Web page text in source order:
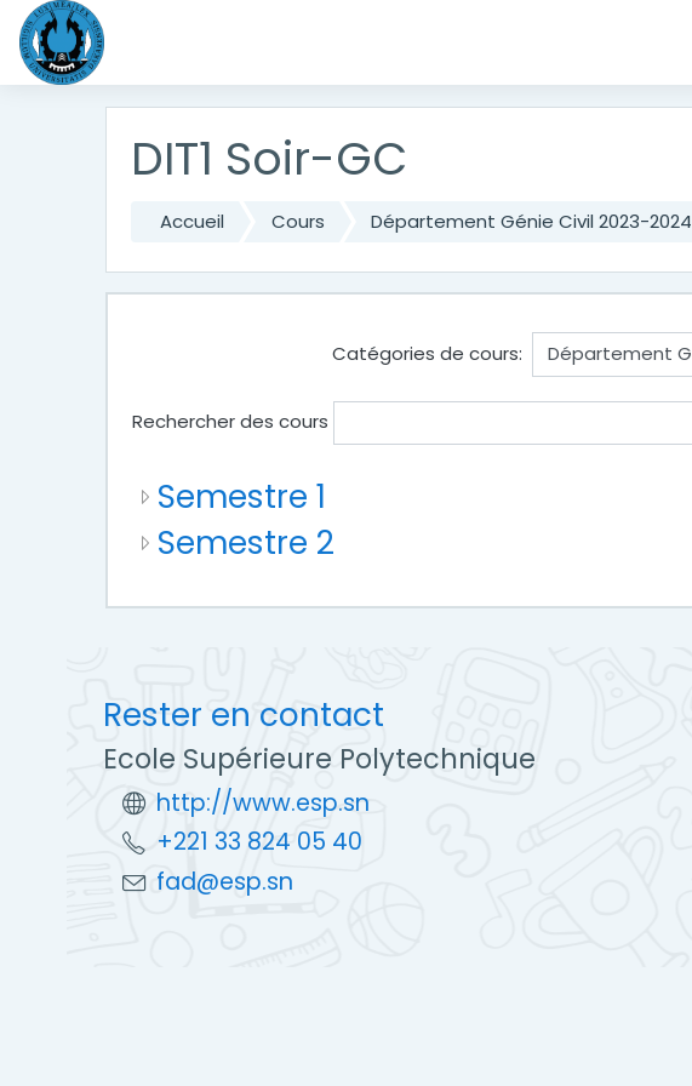
Passer au contenu principal
DIT1 Soir-GC
Accueil Cours Département Génie Civil 2023-2024
Catégories de cours:
Rechercher des cours
Semestre 1
Semestre 2
Rester en contact
Ecole Supérieure Polytechnique
http://www.esp.sn
+221 33 824 05 40
fad@esp.sn